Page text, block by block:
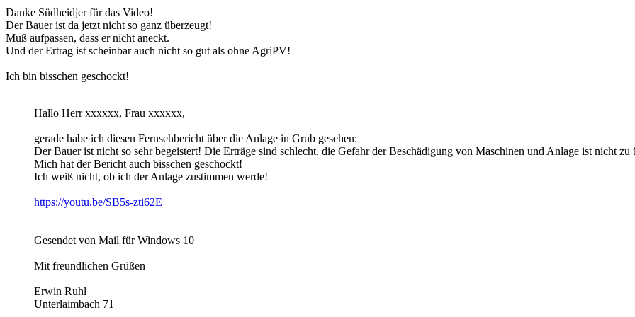
Danke Südheidjer für das Video!
Der Bauer ist da jetzt nicht so ganz überzeugt!
Muß aufpassen, dass er nicht aneckt.
Und der Ertrag ist scheinbar auch nicht so gut als ohne AgriPV!
Ich bin bisschen geschockt!
Hallo Herr xxxxxx, Frau xxxxxx,
gerade habe ich diesen Fernsehbericht über die Anlage in Grub gesehen:
Der Bauer ist nicht so sehr begeistert! Die Erträge sind schlecht, die Gefahr der Beschädigung von Maschinen und Anlage ist nicht zu
Mich hat der Bericht auch bisschen geschockt!
Ich weiß nicht, ob ich der Anlage zustimmen werde!
https://youtu.be/SB5s-zti62E
Gesendet von Mail für Windows 10
Mit freundlichen Grüßen
Erwin Ruhl
Unterlaimbach 71